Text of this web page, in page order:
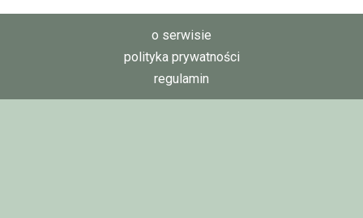
o serwisie
polityka prywatności
regulamin